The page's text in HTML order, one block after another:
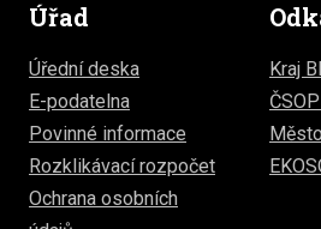
Úřad
Úřední deska
E-podatelna
Povinné informace
Rozklikávací rozpočet
Ochrana osobních
Kraj